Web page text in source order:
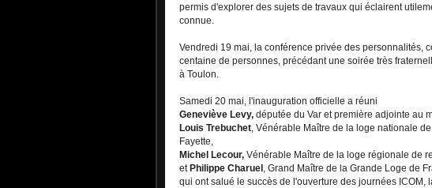
permis d'explorer des sujets de travaux qui éclairent
connue.
Vendredi 19 mai, la conférence privée des personnalités,
centaine de personnes, précédant une soirée très
à Toulon.
Samedi 20 mai, l'inauguration officielle a réuni
Geneviève Levy, députée du Var et première adjointe au
Louis Trebuchet, Vénérable Maître de la loge nationale
Fayette,
Michel Lecour, Vénérable Maître de la loge régionale de
etPhilippe Charuel, Grand Maître de la Grande Loge de
qui ont salué le succès de l'ouverture des journées